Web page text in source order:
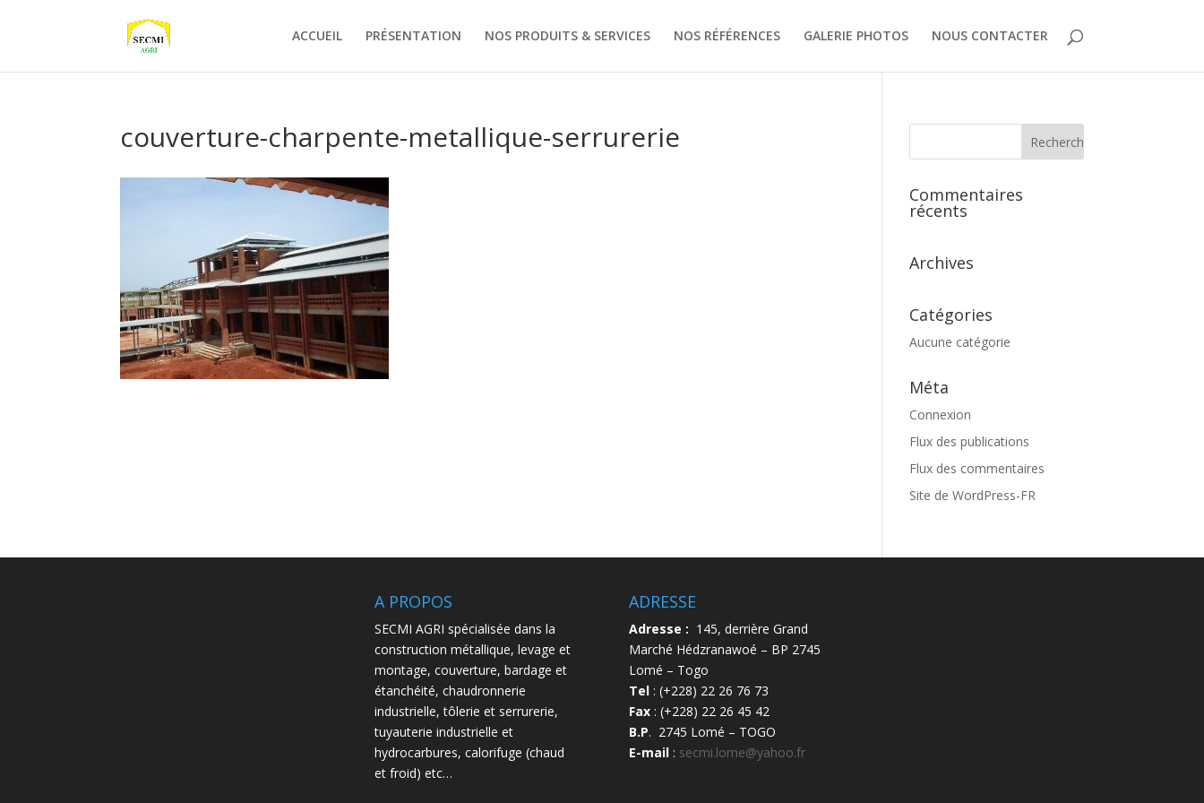
ACCUEIL PRÉSENTATION NOS PRODUITS & SERVICES NOS RÉFÉRENCES GALERIE PHOTOS NOUS CONTACTER
couverture-charpente-metallique-serrurerie
Commentaires
récents
Archives
Catégories
Aucune catégorie
Méta
Connexion
Flux des publications
Flux des commentaires
Site de WordPress-FR
A PROPOS
SECMI AGRI spécialisée dans la
construction métallique, levage et
montage, couverture, bardage et
étanchéité, chaudronnerie
industrielle, tôlerie et serrurerie,
tuyauterie industrielle et
hydrocarbures, calorifuge (chaud
et froid) etc…
ADRESSE
Adresse : 145, derrière Grand
Marché Hédzranawoé – BP 2745
Lomé – Togo
Tel: (+228) 22 26 76 73
Fax: (+228) 22 26 45 42
B.P. 2745 Lomé – TOGO
E-mail: secmi.lome@yahoo.fr